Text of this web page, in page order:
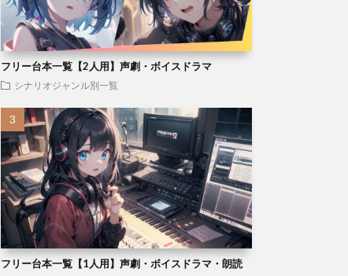
フリー台本一覧【2人用】声劇・ボイスドラマ
シナリオジャンル別一覧
フリー台本一覧【1人用】声劇・ボイスドラマ・朗読